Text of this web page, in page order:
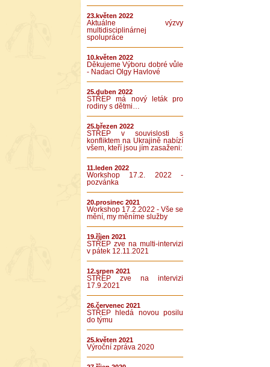
23.květen 2022
Aktuálne výzvy
multidisciplinárnej
spolupráce
10.květen 2022
Děkujeme Výboru dobré vůle
- Nadaci Olgy Havlové
25.duben 2022
STŘEP má nový leták pro
rodiny s dětmi…
25.březen 2022
STŘEP v souvislosti s
konfliktem na Ukrajině nabízí
všem, kteří jsou jím zasaženi:
11.leden 2022
Workshop 17.2. 2022 -
pozvánka
20.prosinec 2021
Workshop 17.2.2022 - Vše se
mění, my měníme služby
19.říjen 2021
STŘEP zve na multi-intervizi
v pátek 12.11.2021
12.srpen 2021
STŘEP zve na intervizi
17.9.2021
26.červenec 2021
STŘEP hledá novou posilu
do týmu
25.květen 2021
Výroční zpráva 2020